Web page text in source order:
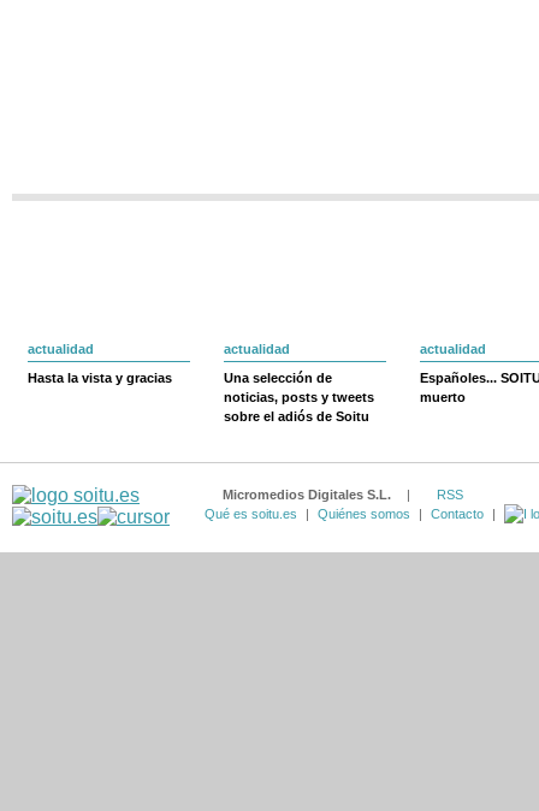
actualidad
Hasta la vista y gracias
actualidad
Una selección de
noticias, posts y tweets
sobre el adiós de Soitu
actualidad
Españoles...
muerto
Micromedios Digitales S.L. |
RSS
Qué es soitu.es
| Quiénes somos | Contacto |